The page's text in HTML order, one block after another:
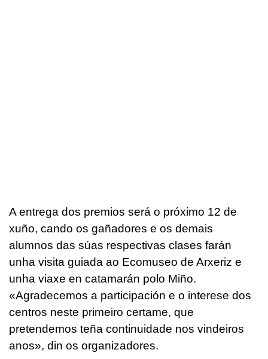
A entrega dos premios será o próximo 12 de
xuño, cando os gañadores e os demais
alumnos das súas respectivas clases farán
unha visita guiada ao Ecomuseo de Arxeriz e
unha viaxe en catamarán polo Miño.
«Agradecemos a participación e o interese dos
centros neste primeiro certame, que
pretendemos teña continuidade nos vindeiros
anos», din os organizadores.